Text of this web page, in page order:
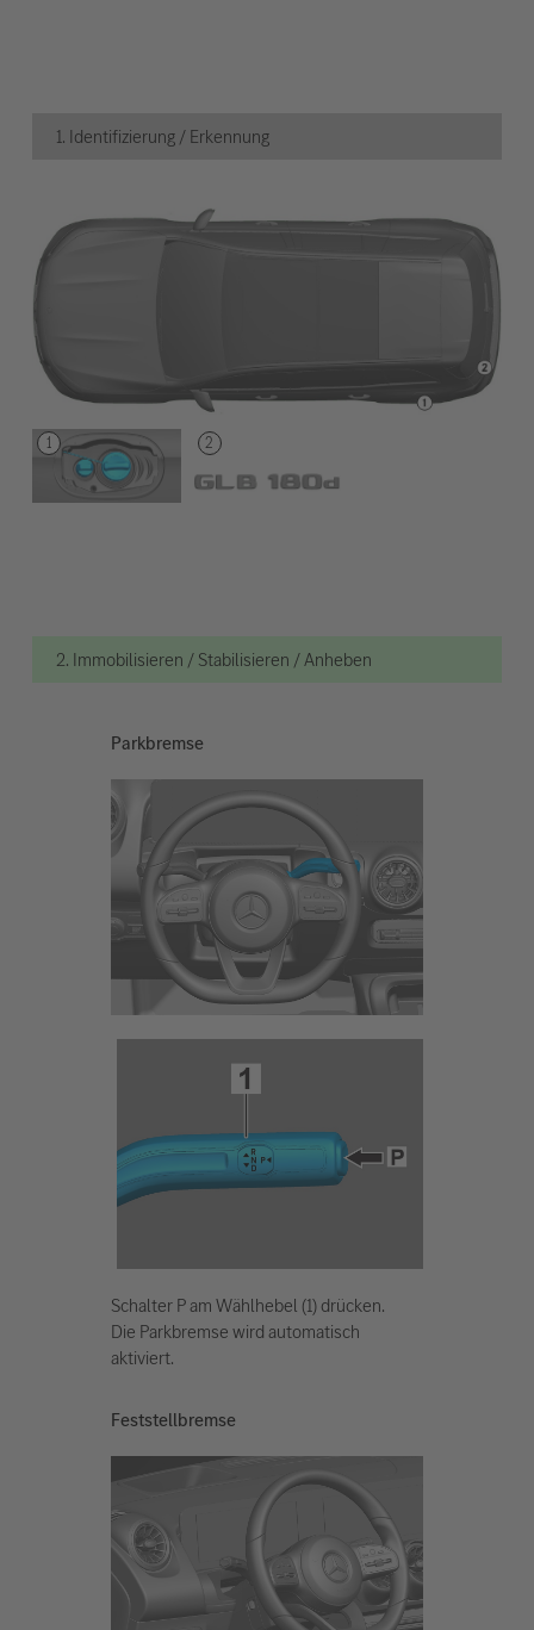
1. Identifizierung / Erkennung
2. Immobilisieren / Stabilisieren / Anheben
Parkbremse
Schalter P am Wählhebel (1) drücken.
Die Parkbremse wird automatisch
aktiviert.
Feststellbremse